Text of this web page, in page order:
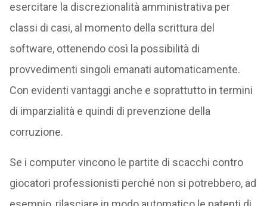
esercitare la discrezionalità amministrativa per
classi di casi, al momento della scrittura del
software, ottenendo così la possibilità di
provvedimenti singoli emanati automaticamente.
Con evidenti vantaggi anche e soprattutto in termini
di imparzialità e quindi di prevenzione della
corruzione.
Se i computer vincono le partite di scacchi contro
giocatori professionisti perché non si potrebbero, ad